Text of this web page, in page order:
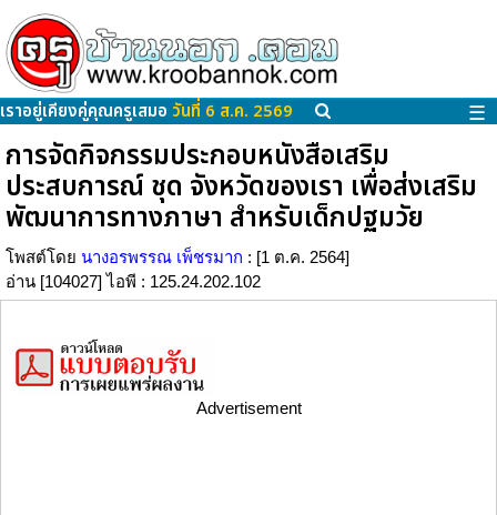
เราอยู่เคียงคู่คุณครูเสมอ วันที่ 6 ส.ค. 2569 ☰
การจัดกิจกรรมประกอบหนังสือเสริม
ประสบการณ์ ชุด จังหวัดของเรา เพื่อส่งเสริม
พัฒนาการทางภาษา สำหรับเด็กปฐมวัย
โพสต์โดย นางอรพรรณ เพ็ชรมาก : [1 ต.ค. 2564]
อ่าน [104027] ไอพี : 125.24.202.102
Advertisement